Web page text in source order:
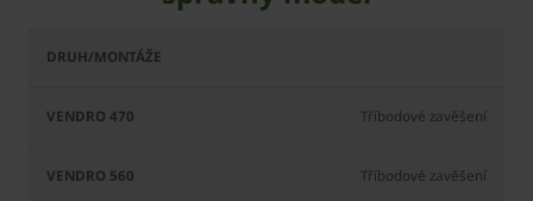
Vendro
Tříbodové zavěšení
Tříbodové zavěšení